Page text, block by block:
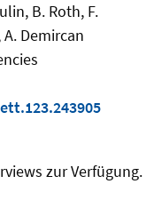
B. Roth, F.
Demircan
zur Verfügung.